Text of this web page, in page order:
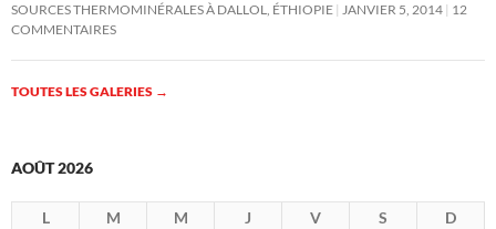
SOURCES THERMOMINÉRALES À DALLOL, ÉTHIOPIE JANVIER 5, 2014 12
COMMENTAIRES
TOUTES LES GALERIES →
AOÛT 2026
L M M J V S
D